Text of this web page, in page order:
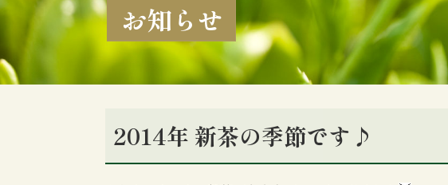
お知らせ
2014年 新茶の季節です♪